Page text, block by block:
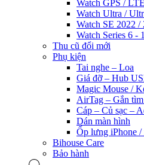
Watch GPS / LTE
Watch Ultra /
Watch SE 2022 /
Watch Series 6 -
Thu cũ đổi mới
Phụ kiện
Tai nghe – Loa
Giá đỡ – Hub
Magic Mouse /
AirTag – Gắn
Cáp – Củ sạc –
Dán màn hình
Ốp lưng iPhone /
Bihouse Care
Bảo hành